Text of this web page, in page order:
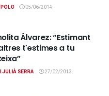
05/06/2014
Álvarez: “Estimant
t'estimes a tu
JULIÀ SERRA 27/02/2013